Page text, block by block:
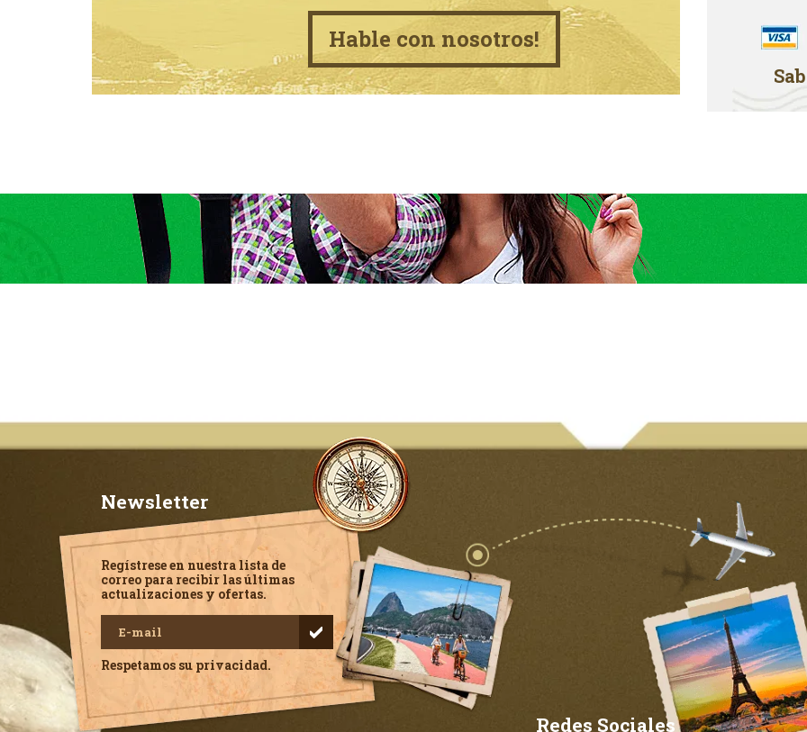
Hable con nosotros!
Newsletter
Regístrese en nuestra lista de
correo para recibir las últimas
actualizaciones y ofertas.
Respetamos su privacidad.
Redes Sociales